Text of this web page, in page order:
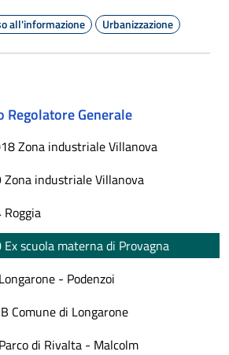
all'informazione Urbanizzazione
Regolatore Generale
Zona industriale Villanova
industriale Villanova
scuola materna di Provagna
- Podenzoi
Comune di Longarone
di Rivalta - Malcolm